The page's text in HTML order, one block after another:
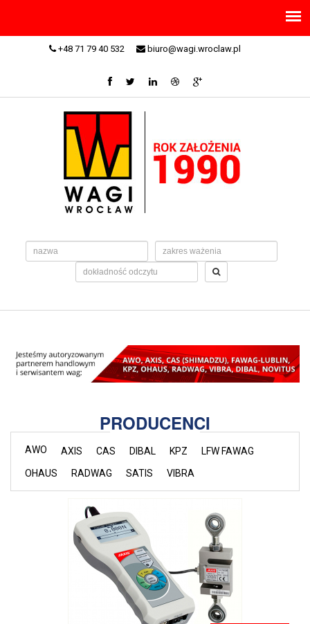
+48 71 79 40 532 biuro@wagi.wroclaw.pl
PRODUCENCI
AWO AXIS CAS DIBAL KPZ
LFW FAWAG
OHAUS
RADWAG SATIS VIBRA